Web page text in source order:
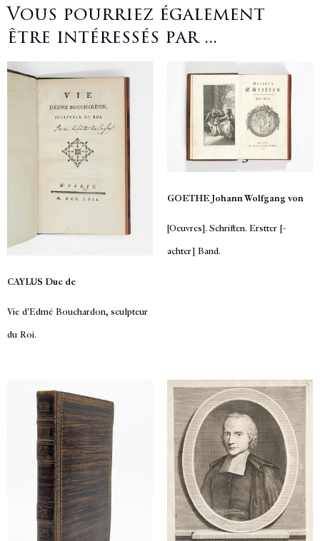
Vous pourriez également
être intéressés par ...
CAYLUS Duc de
Vie d'Edmé Bouchardon, sculpteur
du Roi.
GOETHE Johann Wolfgang von
[Oeuvres]. Schriften. Erstter [-
achter] Band.